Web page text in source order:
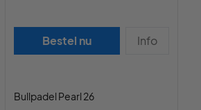
Bestel nu Info
Bullpadel Pearl 26